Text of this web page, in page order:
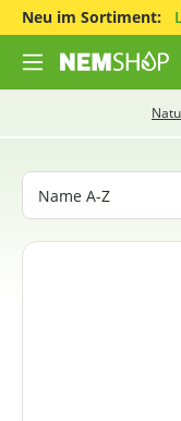
Neu im Sortiment: